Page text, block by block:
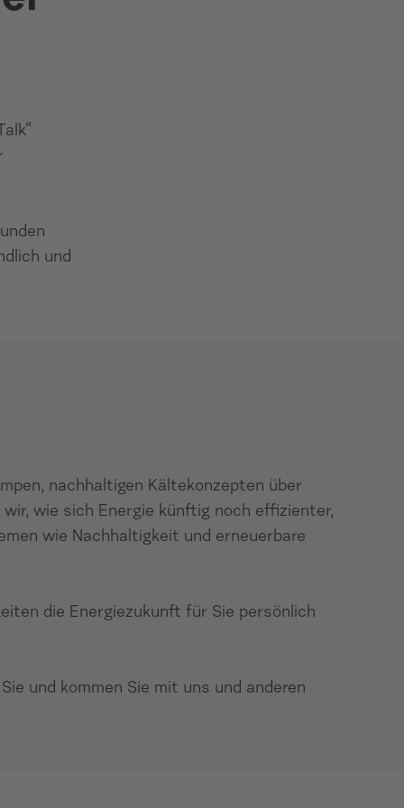
und
nachhaltigen Kältekonzepten über
wie sich Energie künftig noch effizienter,
wie Nachhaltigkeit und erneuerbare
die Energiezukunft für Sie persönlich
und kommen Sie mit uns und anderen